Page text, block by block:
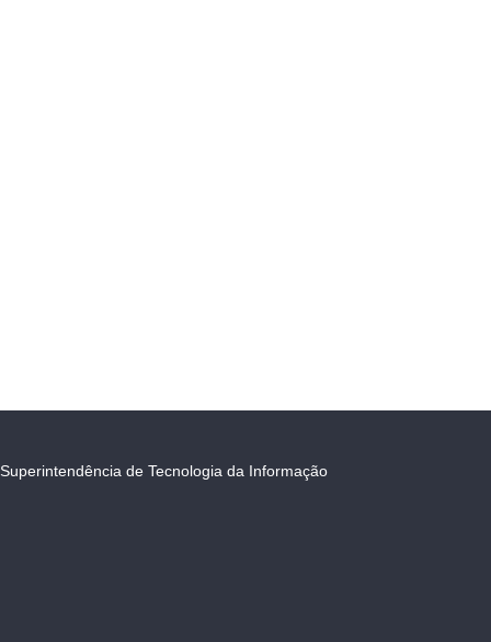
Superintendência de Tecnologia da Informação